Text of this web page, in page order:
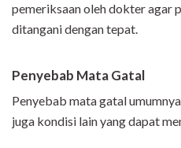
pemeriksaan oleh dokter agar
ditangani dengan tepat.
Penyebab Mata Gatal
Penyebab mata gatal
juga kondisi lain yang dapat